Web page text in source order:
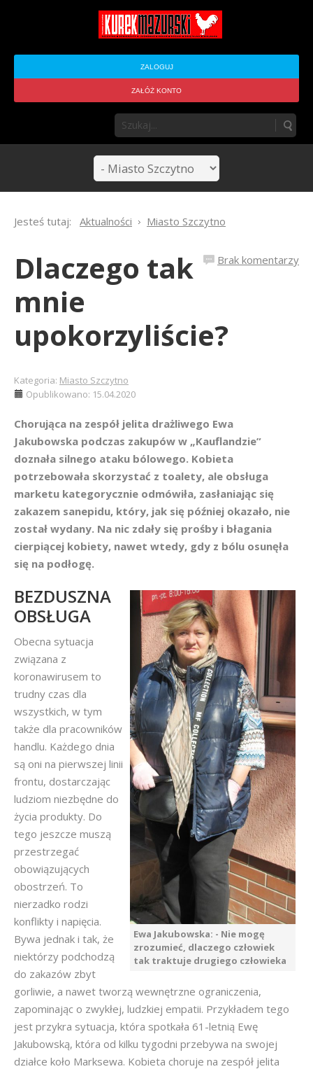
ZALOGUJ
ZAŁÓŻ KONTO
Jesteś tutaj: Aktualności Miasto Szczytno
Brak komentarzy
Dlaczego tak
mnie
upokorzyliście?
Kategoria: Miasto Szczytno
Opublikowano: 15.04.2020
Chorująca na zespół jelita drażliwego Ewa
Jakubowska podczas zakupów w „Kauflandzie”
doznała silnego ataku bólowego. Kobieta
potrzebowała skorzystać z toalety, ale obsługa
marketu kategorycznie odmówiła, zasłaniając się
zakazem sanepidu, który, jak się później okazało, nie
został wydany. Na nic zdały się prośby i błagania
cierpiącej kobiety, nawet wtedy, gdy z bólu osunęła
się na podłogę.
Ewa Jakubowska: - Nie mogę
zrozumieć, dlaczego człowiek
tak traktuje drugiego człowieka
BEZDUSZNA
OBSŁUGA
Obecna sytuacja
związana z
koronawirusem to
trudny czas dla
wszystkich, w tym
także dla pracowników
handlu. Każdego dnia
są oni na pierwszej linii
frontu, dostarczając
ludziom niezbędne do
życia produkty. Do
tego jeszcze muszą
przestrzegać
obowiązujących
obostrzeń. To
nierzadko rodzi
konflikty i napięcia.
Bywa jednak i tak, że
niektórzy podchodzą
do zakazów zbyt
gorliwie, a nawet tworzą wewnętrzne ograniczenia,
zapominając o zwykłej, ludzkiej empatii. Przykładem tego
jest przykra sytuacja, która spotkała 61-letnią Ewę
Jakubowską, która od kilku tygodni przebywa na swojej
działce koło Marksewa. Kobieta choruje na zespół jelita